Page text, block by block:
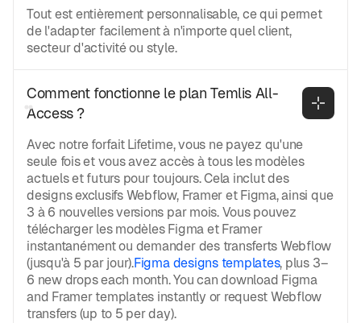
Tout est entièrement personnalisable, ce qui permet
de l'adapter facilement à n'importe quel client,
secteur d'activité ou style.
Comment fonctionne le plan Temlis All-
Access ?
Avec notre forfait Lifetime, vous ne payez qu'une
seule fois et vous avez accès à tous les modèles
actuels et futurs pour toujours. Cela inclut des
designs exclusifs Webflow, Framer et Figma, ainsi que
3 à 6 nouvelles versions par mois. Vous pouvez
télécharger les modèles Figma et Framer
instantanément ou demander des transferts Webflow
(jusqu'à 5 par jour).Figma designs templates, plus 3–
6 new drops each month. You can download Figma
and Framer templates instantly or request Webflow
transfers (up to 5 per day).